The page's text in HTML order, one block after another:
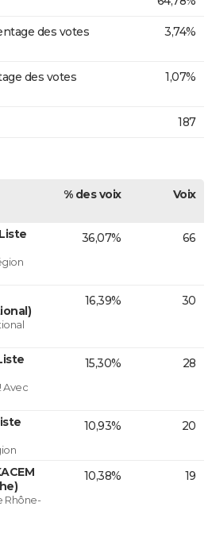
des votes
3,74%
des votes
1,07%
187
% des voix Voix
36,07% 66
16,39% 30
Avec
15,30% 28
10,93% 20
Rhône-
10,38% 19